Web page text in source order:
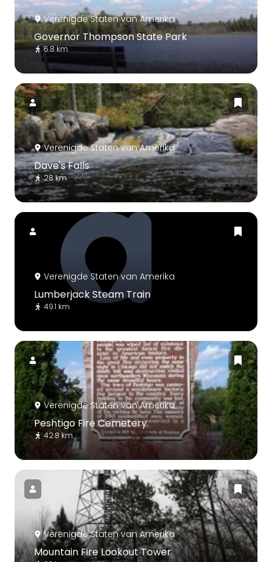
Verenigde Staten van Amerika
Governor Thompson State Park
6.8 km
Verenigde Staten van Amerika
Dave's Falls
28 km
Verenigde Staten van Amerika
Lumberjack Steam Train
49.1 km
Verenigde Staten van Amerika
Peshtigo Fire Cemetery
42.8 km
Verenigde Staten van Amerika
Mountain Fire Lookout Tower